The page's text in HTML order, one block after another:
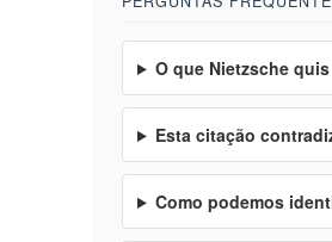
O que Nietzsche
Esta citação
Como podemos